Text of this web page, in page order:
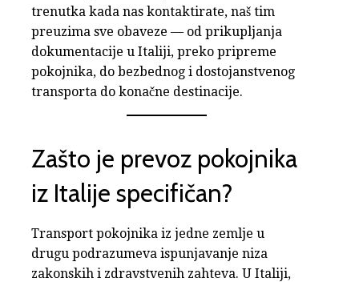
trenutka kada nas kontaktirate, naš tim
preuzima sve obaveze — od prikupljanja
dokumentacije u Italiji, preko pripreme
pokojnika, do bezbednog i dostojanstvenog
transporta do konačne destinacije.
Zašto je prevoz pokojnika
iz Italije specifičan?
Transport pokojnika iz jedne zemlje u
drugu podrazumeva ispunjavanje niza
zakonskih i zdravstvenih zahteva. U Italiji,